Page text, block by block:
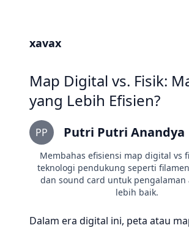
xavax
Map Digital vs. Fisik:
yang Lebih Efisien?
PP Putri Putri Anandya
Membahas efisiensi map digital vs
teknologi pendukung seperti
dan sound card untuk pengalaman
lebih baik.
Dalam era digital ini, peta atau